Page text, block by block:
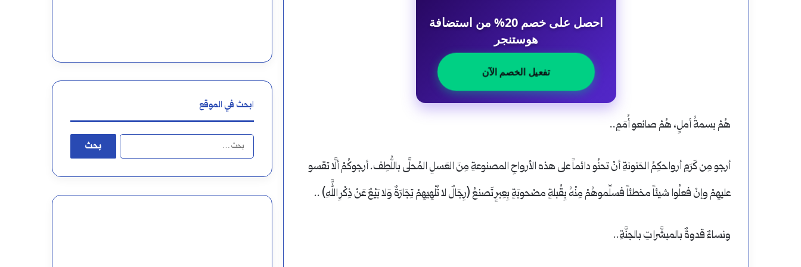
احصل على خصم 20% من استضافة
هوستنجر
تفعيل الخصم الآن
هُمْ بسمةُ أملٍ، هُمْ صانعو أُمَمٍ..
أرجو مِن كَرَمِ أرواحكِمُ الحَنونةِ أنْ تحنُو دائماً على هذه الأرواحِ المصنوعةِ مِنَ العَسلِ المُحلَّى باللُّطِف. أرجوكُمْ ألَّا تقسو
عليهِمْ وإنْ فعلُوا شيئاً مخطئاً فسلِّموهُمْ مِنْهُ بِقُبلةٍ مصْحوبَةٍ بِعِبرٍ تَصنعُ (رِجَالٌ لا تُلْهِيهِمْ تِجَارَةٌ وَلا بَيْعٌ عَنْ ذِكْرِ اللَّهِ) ..
ونساءٌ قدوةٌ بالمبشَّراتِ بالجنَّةِ..
ابحث في الموقع
البحث